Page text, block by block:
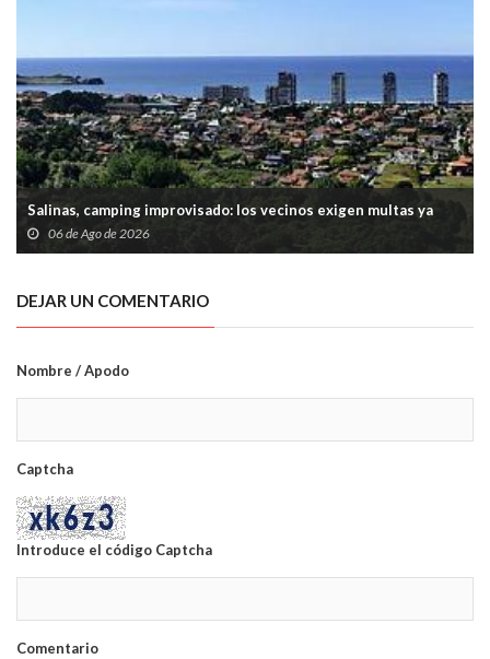
Salinas, camping improvisado: los vecinos exigen multas ya
06 de Ago de 2026
DEJAR UN COMENTARIO
Nombre / Apodo
Captcha
Introduce el código Captcha
Comentario